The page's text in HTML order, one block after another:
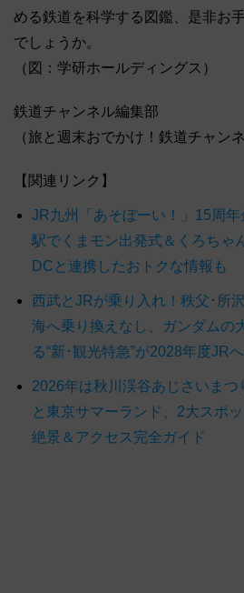
める鉄道を科学する図鑑、是非お
でしょうか。
（図：学研ホールディングス）
鉄道チャンネル編集部
（旅と週末おでかけ！鉄道チャンネ
【関連リンク】
JR九州「あそぼーい！」15周
駅でくまモン出発式＆くろちゃ
DCと連携したおトクな情報も
西武とJRが乗り入れ！秩父･所
海へ乗り換えなし、ガンダムの
る“新･観光特急”が2028年度JRへ
2026年は秋川渓谷あじさいまつ
と東京サマーランド、2大スポ
絶景＆アクセス完全ガイド